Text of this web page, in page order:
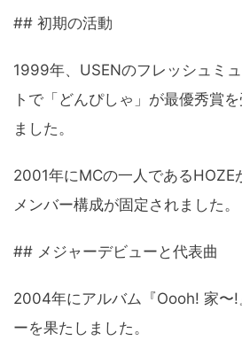
## 初期の活動
1999年、USENのフレッシュミ
トで「どんぴしゃ」が最優秀賞
ました。
2001年にMCの一人であるHOZE
メンバー構成が固定されました。
## メジャーデビューと代表曲
2004年にアルバム『Oooh! 家〜!
ーを果たしました。